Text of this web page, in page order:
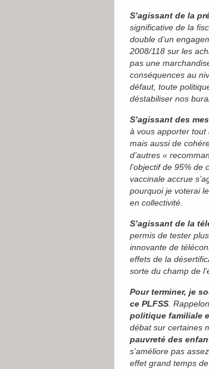
S’agissant de la
significative de la
double d’un
2008/118 sur les
pas une
conséquences au
défaut, toute
déstabiliser nos
S’agissant des
à vous apporter tout
mais aussi de
d’autres «
l’objectif de 95% de
vaccinale accrue
pourquoi je voterai
en collectivité.
S’agissant de la
permis de tester
innovante de
effets de la
sorte du champ de
Pour terminer, je
ce PLFSS .
politique familiale
débat sur certaines
pauvreté des
s’améliore pas
effet grand temps